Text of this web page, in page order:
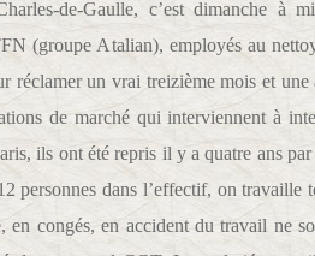
de-Gaulle, c’est dimanche à
(groupe Atalian), employés au
réclamer un vrai treizième mois et
de marché qui interviennent à
ils ont été repris il y a quatre ans
personnes dans l’effectif, on travaille
en congés, en accident du travail ne